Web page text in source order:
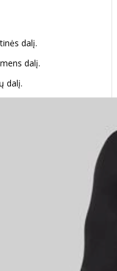
dalį.
dalį.
dalį.